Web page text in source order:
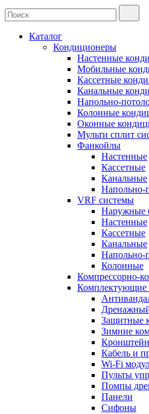
Каталог
Кондиционеры
Настенные
Мобильные
Кассетные
Канальные
Напольно-
Колонные
Оконные
Мульти сплит
Фанкойлы
Настенные
Кассетные
Канальные
Напольно-
VRF системы
Наружные
Настенные
Кассетные
Канальные
Напольно-
Колонные
Компрессорно-
Комплектующие
Защитные
Зимние
Кабель и
Wi-Fi
Пульты
Помпы
Панели
Сифоны